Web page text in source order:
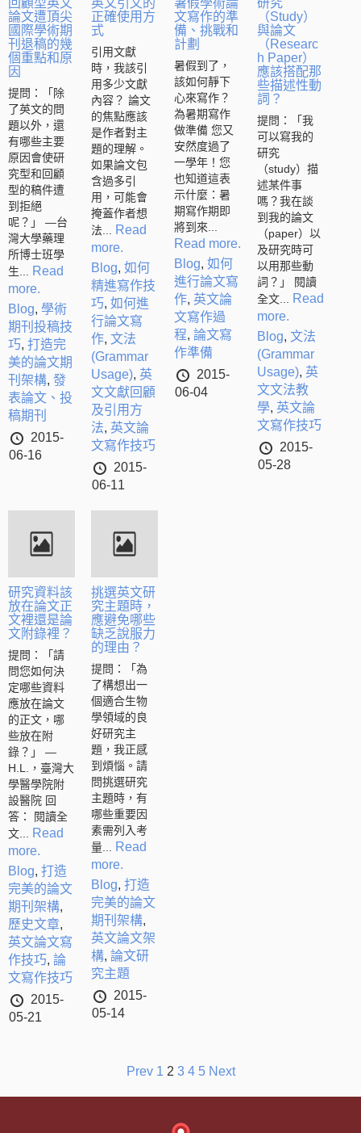
回顧型英文
論文遭頂尖
國際學術期
刊退稿的幾
個重點和原
因
提問：「除
了英文的問
題以外，還
有哪些主要
原因會使研
究型和回顧
型的稿件遭
到拒絕
呢？」 —台
灣大學藥理
所博士班學
生...
Read
more.
Blog, 學術
期刊投稿技
巧, 打造完
美的論文期
刊架構, 發
表論文、投
稿期刊
2015-
06-16
英文引文的
正確使用方
式
引用文獻
時，我該引
用多少文獻
內容？ 論文
的焦點應該
是作者對主
題的理解。
如果論文包
含過多引
用，可能會
掩蓋作者想
法...
Read
more.
Blog,如何
精進寫作技
巧,如何進
行論文寫
作,文法
(Grammar
Usage),英
文文獻回顧
及引用方
法,英文論
文寫作技巧
2015-
06-11
暑假學術論
文寫作的準
備、挑戰和
計劃
暑假到了，
該如何靜下
心來寫作？
為暑期寫作
做準備 您又
安然度過了
一學年！您
也知道這表
示什麼：暑
期寫作期即
將到來...
Read more.
Blog,如何
進行論文寫
作,英文論
文寫作過
程,論文寫
作準備
2015-
06-04
研究
（Study）
與論文
（Researc
h Paper）
應該搭配那
些描述性動
詞？
提問：「我
可以寫我的
研究
（study）描
述某件事
嗎？我在談
到我的論文
（paper）以
及研究時可
以用那些動
詞？」 閱讀
全文...
Read
more.
Blog,文法
(Grammar
Usage),英
文文法教
學,英文論
文寫作技巧
2015-
05-28
研究資料該
放在論文正
文裡還是論
文附錄裡？
提問：「請
問您如何決
定哪些資料
應放在論文
的正文，哪
些放在附
錄？」 —
H.L.，臺灣大
學醫學院附
設醫院 回
答： 閱讀全
文...
Read
more.
Blog, 打造
完美的論文
期刊架構,
歷史文章,
英文論文寫
作技巧, 論
文寫作技巧
2015-
05-21
挑選英文研
究主題時，
應避免哪些
缺乏說服力
的理由？
提問：「為
了構想出一
個適合生物
學領域的良
好研究主
題，我正感
到煩惱。請
問挑選研究
主題時，有
哪些重要因
素需列入考
量...
Read
more.
Blog,打造
完美的論文
期刊架構,
英文論文架
構,論文研
究主題
2015-
05-14
分
Prev 1 2 3 4 5 Next